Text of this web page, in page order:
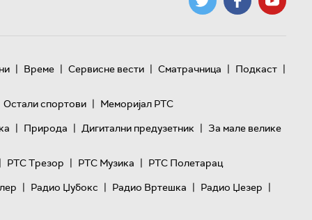
| Време | Сервисне вести | Сматрачница | Подкаст |
Остали спортови | Меморијал РТС
| Природа | Дигитални предузетник | За мале велике
| РТС Трезор | РТС Музика | РТС Полетарац
| Радио Џубокс | Радио Вртешка | Радио Џезер |